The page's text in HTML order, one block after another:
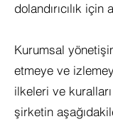
dolandırıcılık
Kurumsal
etmeye ve
ilkeleri ve
şirketin